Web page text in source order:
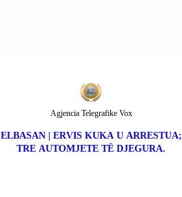
ELBASAN | ERVIS KUKA U ARRESTUA;
TRE AUTOMJETE TË DJEGURA.
Agjencia Telegrafike Vox